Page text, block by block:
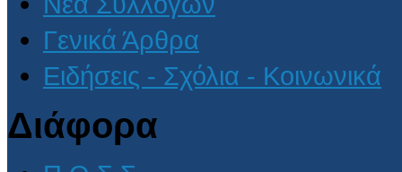
Γενικά Άρθρα
Ειδήσεις - Σχόλια - Κοινωνικά
Διάφορα